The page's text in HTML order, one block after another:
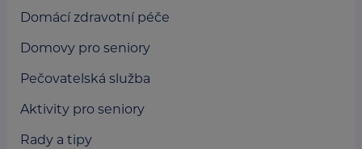
Domácí zdravotní péče
Domovy pro seniory
Pečovatelská služba
Aktivity pro seniory
Rady a tipy